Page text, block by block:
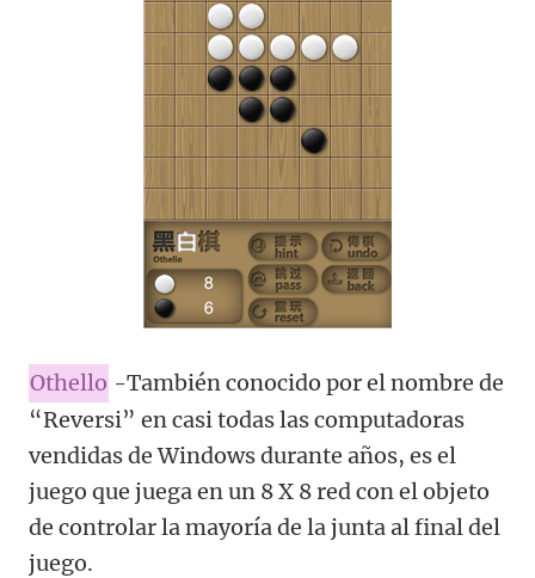
Othello -También conocido por el nombre de
“Reversi” en casi todas las computadoras
vendidas de Windows durante años, es el
juego que juega en un 8 X 8 red con el objeto
de controlar la mayoría de la junta al final del
juego.